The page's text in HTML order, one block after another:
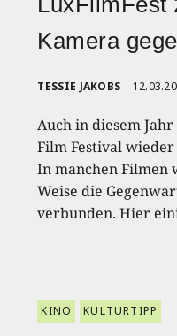
Kamera
TESSIE JAKOBS
Auch in diesem
Film Festival
In manchen Filmen
Weise die
verbunden. Hier
KINO KULTURTIPP